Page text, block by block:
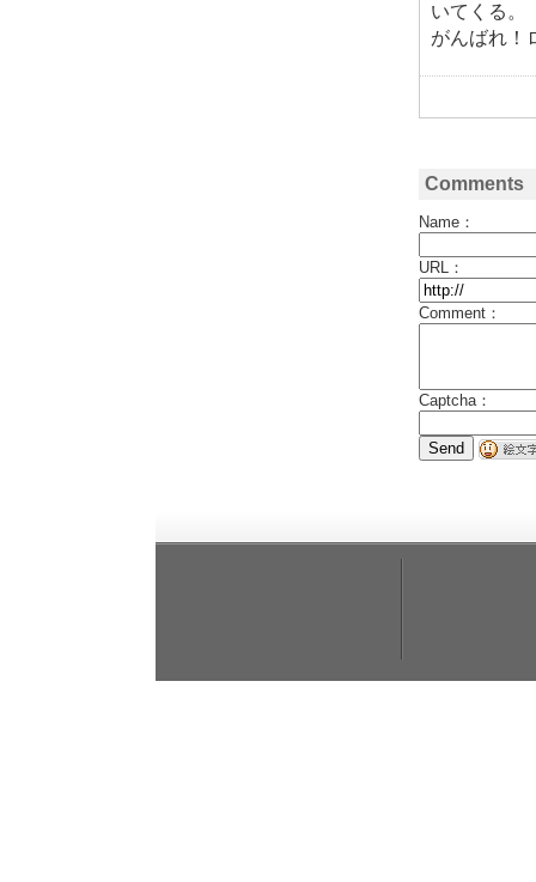
いてくる。
がんばれ！
Comments
Name：
URL：
Comment：
Captcha：